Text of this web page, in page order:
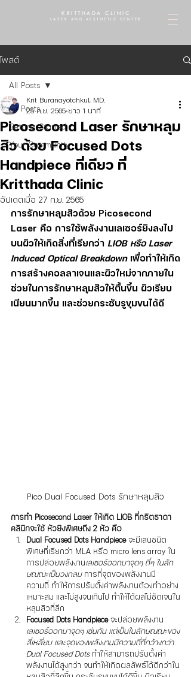
KRITTHADA CLINIC
LASER AND AESTHETIC CENTER
โพสต์
All Posts
Getting Started
Your Community
All Posts
Picosecond Laser รักษาหลุม
สิว ด้วย Focused Dots
Handpiece ที่เดียว ที่
Kritthada Clinic
Krit Buranayotchkul, MD.
25 ก.ย. 2565 ยาว 1 นาที
อัปเดตเมื่อ 27 ก.ย. 2565
การรักษาหลุมสิวด้วย Picosecond
Laser คือ การใช้พลังงานเลเซอร์ยิงลงไป
บนผิวให้เกิดสิ่งที่เรียกว่า LIOB หรือ Laser
Induced Optical Breakdown เพื่อทำให้เกิด
การสร้างคอลลาเจนและผิวใหม่จากภายใน
ช่วยในการรักษาหลุมสิวให้ตื้นขึ้น ผิวเรียบ
เนียนมากขึ้น และช่วยกระชับรูขุมขนได้ดี
Pico Dual Focused Dots รักษาหลุมสิว
การทำ Picosecond Laser ให้เกิด LIOB ที่กริตธาดา
คลินิกจะใช้ หัวยิงพิเศษถึง 2 หัว คือ
Dual Focused Dots Handpiece จะมีเลนชนิด
พิเศษที่เรียกว่า MLA หรือ micro lens array ใน
การปล่อยพลังงานเลเซอร์ออกมาจุดๆ ถี่ๆ ในลัก
ษณณะเป็นวงกลม การที่จุดของพลังงานมี
ความถี่ ทำให้การปรับตั้งค่าพลังงานต้องทำอย่าง
เหมาะสม และไม่สูงจนเกินไป ทำให้ได้ผลไม่ชัดเจนใน
หลุมสิวที่ลึก
Focused Dots Handpiece จะปล่อยพลังงาน
เลเซอร์ออกมาจุดๆ เช่นกัน แต่เป็นในลักษณณะของ
สี่เหลี่ยม และจุดของพลังงานมีความถี่ที่กว้างกว่า
Dual Focused Dots ทำให้สามารถปรับตั้งค่า
พลังงานได้สูงกว่า จนทำให้เกิดผลลัพธ์ได้ดีกว่าใน